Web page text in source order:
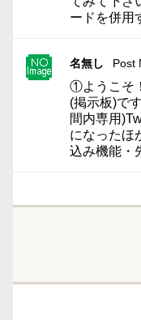
ードを併用
名無し Post
①ようこそ
(掲示板)で
間内専用
になったほ
込み機能・